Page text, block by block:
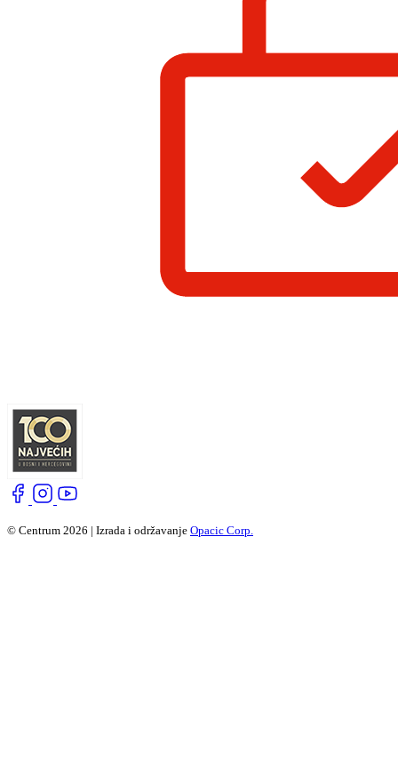
© Centrum 2026 | Izrada i održavanje Opacic Corp.